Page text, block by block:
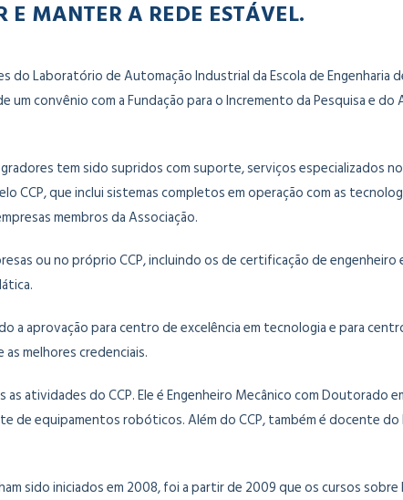
E MANTER A REDE ESTÁVEL.
Laboratório de Automação Industrial da Escola de Engenharia
um convênio com a Fundação para o Incremento da Pesquisa e
tem sido supridos com suporte, serviços
CCP, que inclui sistemas completos em operação com as
membros da Associação.
ou no próprio CCP, incluindo os de certificação de
a aprovação para centro de excelência em tecnologia e para
melhores credenciais.
atividades do CCP. Ele é Engenheiro Mecânico com Doutorado
equipamentos robóticos. Além do CCP, também é docente do
sido iniciados em 2008, foi a partir de 2009 que os cursos